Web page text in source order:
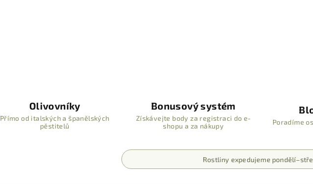
Olivovníky
Přímo od italských a španělských
pěstitelů
Bonusový systém
Získávejte body za registraci do e-
shopu a za nákupy
Poradíme
Rostliny expedujeme